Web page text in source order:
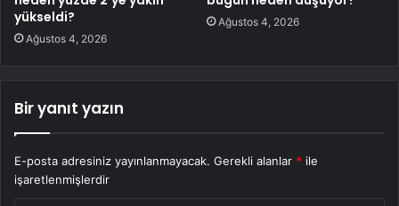
yükseldi?
Ağustos 4, 2026
Ağustos 4, 2026
Bir yanıt yazın
E-posta adresiniz yayınlanmayacak. Gerekli alanlar * ile
işaretlenmişlerdir